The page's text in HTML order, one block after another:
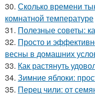
30. Сколько времени
комнатной температуре
31. Полезные советы:
32. Просто и
весны в домашних
33. Как растянуть
34. Зимние яблоки:
35. Перец чили: от